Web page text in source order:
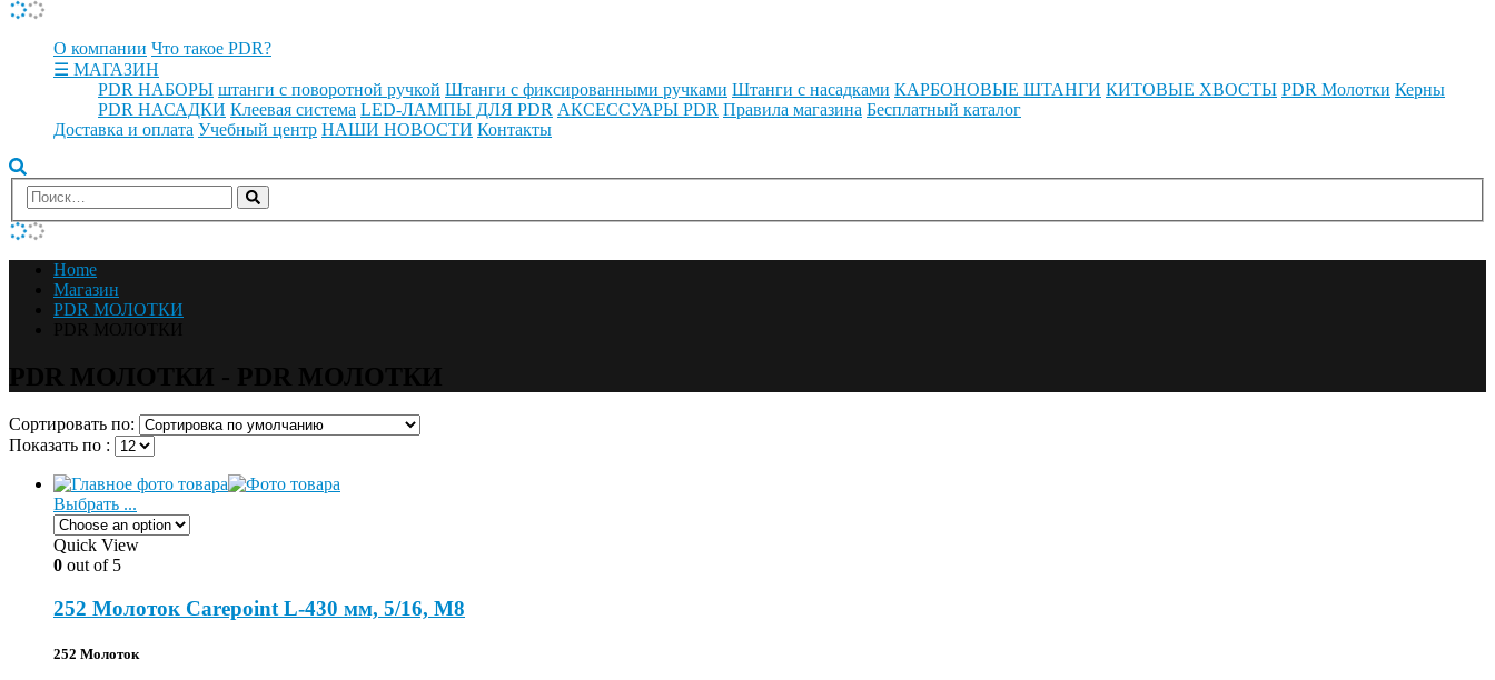
О компании Что такое PDR?
☰ МАГАЗИН
PDR НАБОРЫ штанги с поворотной ручкой Штанги с фиксированными ручками Штанги с насадками КАРБОНОВЫЕ ШТАНГИ КИТОВЫЕ ХВОСТЫ PDR Молотки Керны
PDR НАСАДКИ Клеевая система LED-ЛАМПЫ ДЛЯ PDR АКСЕССУАРЫ PDR Правила магазина Бесплатный каталог
Доставка и оплата Учебный центр НАШИ НОВОСТИ Контакты
Home
Магазин
PDR МОЛОТКИ
Сортировать по:
Показать по :
Выбрать ...
Quick View
0 out of 5
252 Молоток Carepoint L-430 мм, 5/16, M8
252 Молоток